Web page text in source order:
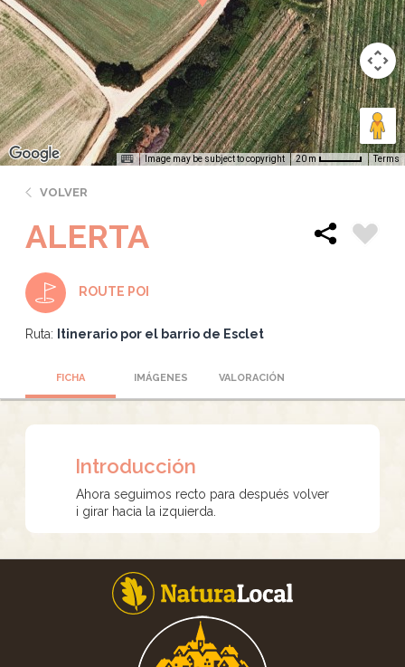
Image may be subject to copyright 20 m Terms
VOLVER
ALERTA
ROUTE POI
Ruta: Itinerario por el barrio de Esclet
FICHA IMÁGENES VALORACIÓN
Introducción
Ahora seguimos recto para después volver
i girar hacia la izquierda.